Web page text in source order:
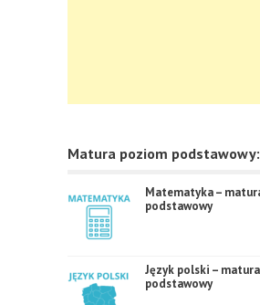
Matura poziom podstawowy:
Matematyka –
podstawowy
Język polski –
podstawowy